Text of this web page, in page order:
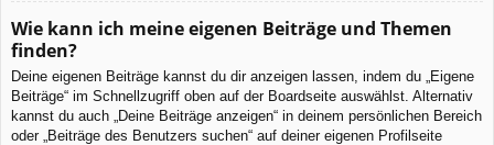
Wie kann ich meine eigenen Beiträge und Themen
finden?
Deine eigenen Beiträge kannst du dir anzeigen lassen, indem du „Eigene
Beiträge“ im Schnellzugriff oben auf der Boardseite auswählst. Alternativ
kannst du auch „Deine Beiträge anzeigen“ in deinem persönlichen Bereich
oder „Beiträge des Benutzers suchen“ auf deiner eigenen Profilseite